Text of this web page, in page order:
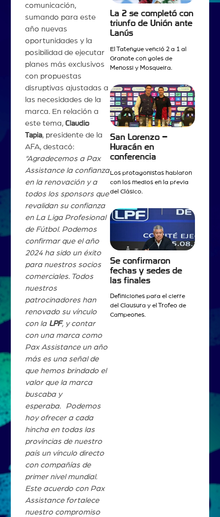
comunicación,
sumando para este
año nuevas
oportunidades y la
posibilidad de ejecutar
planes más exclusivos
con propuestas
disruptivas ajustadas a
las necesidades de la
marca. En relación a
este tema, Claudio
Tapia, presidente de la
AFA, destacó:
“Agradecemos a Pax
Assistance la confianza
en la renovación y a
todos los sponsors que
revalidan su confianza
en La Liga Profesional
de Fútbol. Podemos
confirmar que el año
2024 ha sido un éxito
para nuestros socios
comerciales. Todos
nuestros
patrocinadores han
renovado su vínculo
con laLPF, y contar
con una marca como
Pax Assistance un año
más es una señal de
que hemos brindado el
valor que la marca
buscaba y
esperaba. Podemos
hoy ofrecer a cada
hincha en todas las
provincias de nuestro
país un vínculo directo
con compañías de
primer nivel mundial.
Este acuerdo con Pax
Assistance fortalece
nuestro compromiso
La 2 se completó con
triunfo de Unión ante
Lanús
El Tatengue venció 2 a 1 al
Granate con goles de
Menossi y Mosqueira.
San Lorenzo –
Huracán en
conferencia
Los protagonistas hablaron
con los medios en la previa
del Clásico.
Se confirmaron
fechas y sedes de
las finales
Definiciones para el cierre
del Clausura y el Trofeo de
Campeones.